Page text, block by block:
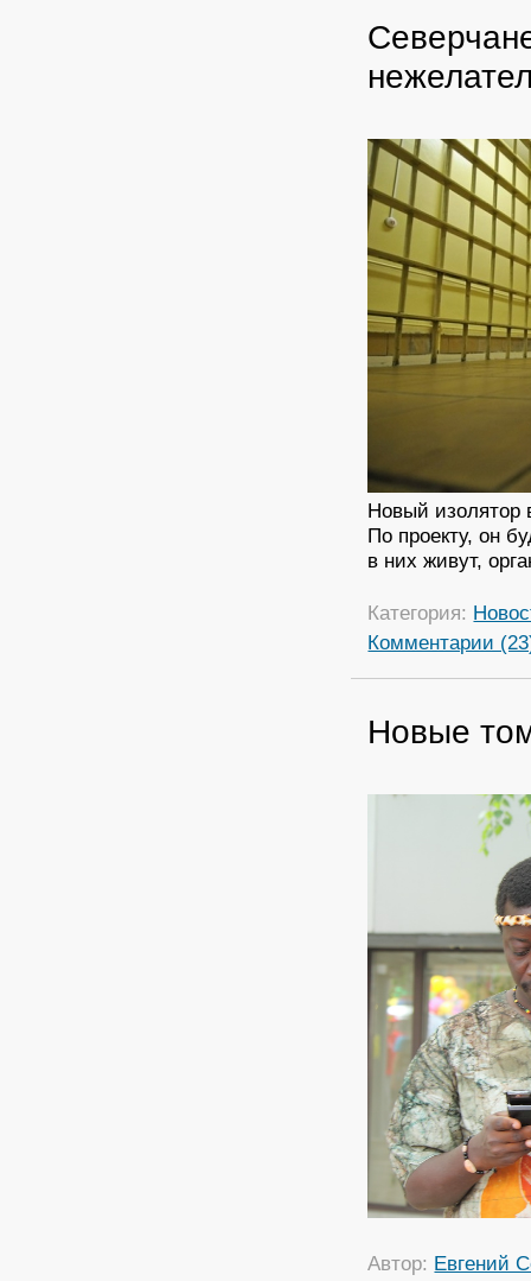
Новый изолятор
По проекту, он
в них живут,
Категория:
Комментарии
Новые
Автор: Евгений